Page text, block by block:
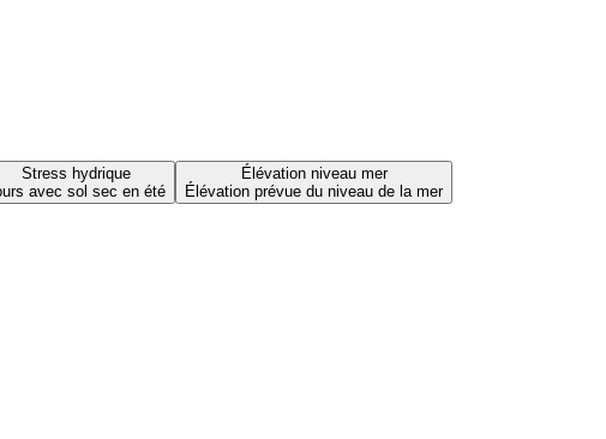
Stress hydrique
avec sol sec en été
Élévation niveau mer
Élévation prévue du niveau de la mer